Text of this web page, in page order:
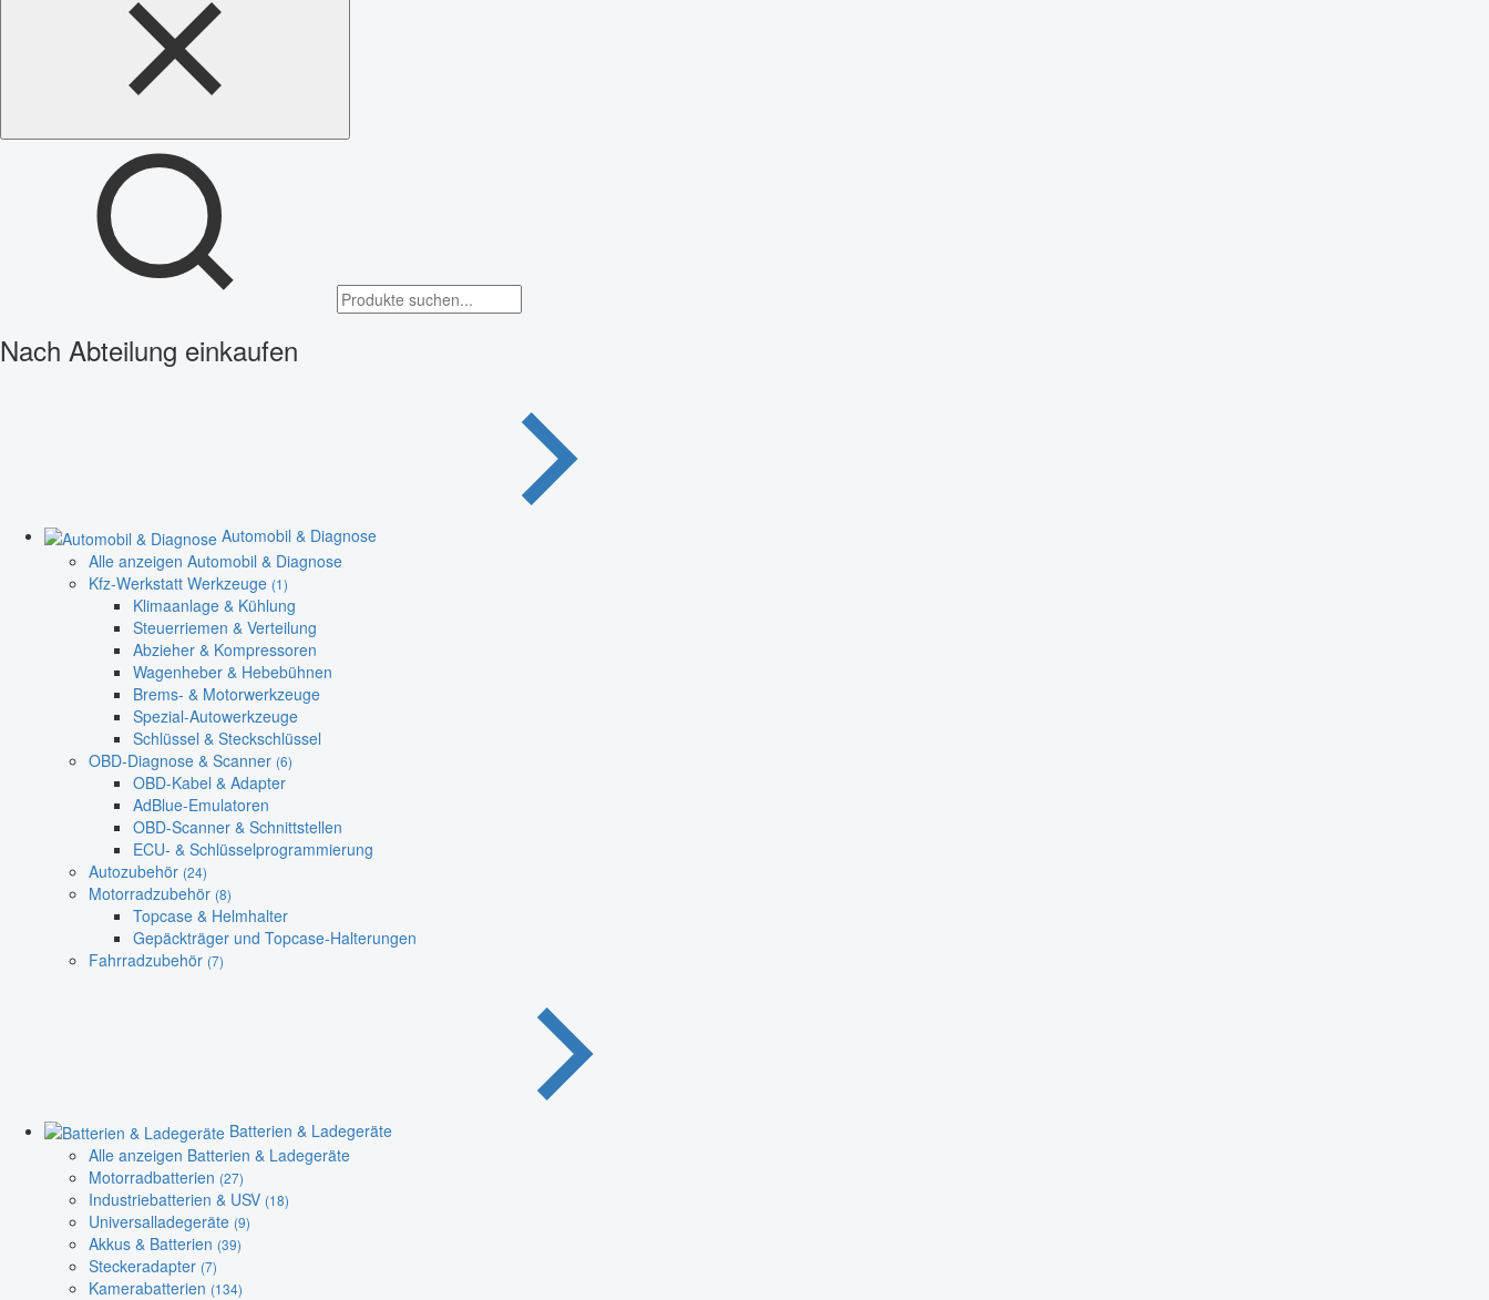
Nach Abteilung einkaufen
Automobil & Diagnose
Alle anzeigen Automobil & Diagnose
Kfz-Werkstatt Werkzeuge (1)
Klimaanlage & Kühlung
Steuerriemen & Verteilung
Abzieher & Kompressoren
Wagenheber & Hebebühnen
Brems- & Motorwerkzeuge
Spezial-Autowerkzeuge
Schlüssel & Steckschlüssel
OBD-Diagnose & Scanner (6)
OBD-Kabel & Adapter
AdBlue-Emulatoren
OBD-Scanner & Schnittstellen
ECU- & Schlüsselprogrammierung
Autozubehör (24)
Motorradzubehör (8)
Topcase & Helmhalter
Gepäckträger und Topcase-Halterungen
Fahrradzubehör (7)
Batterien & Ladegeräte
Alle anzeigen Batterien & Ladegeräte
Motorradbatterien (27)
Industriebatterien & USV (18)
Universalladegeräte (9)
Akkus & Batterien (39)
Steckeradapter (7)
Kamerabatterien (134)